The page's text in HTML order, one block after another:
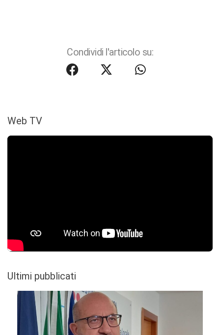
Condividi l'articolo su:
Web TV
Ultimi pubblicati